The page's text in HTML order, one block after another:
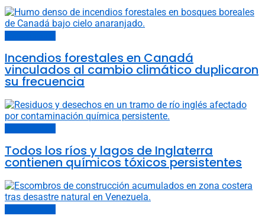
Incendios forestales en Canadá
vinculados al cambio climático duplicaron
su frecuencia
Todos los ríos y lagos de Inglaterra
contienen químicos tóxicos persistentes